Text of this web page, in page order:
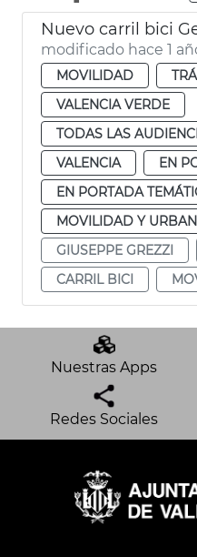
Nuevo carril bici
modificado hace 1
MOVILIDAD
VALENCIA VERDE
TODAS LAS
VALENCIA
EN
EN PORTADA
MOVILIDAD Y
GIUSEPPE GREZZI
CARRIL BICI
Nuestras Apps
Redes Sociales